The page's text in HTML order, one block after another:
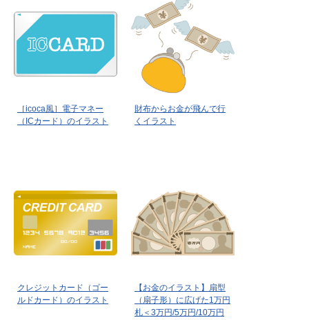
［icoca風］電子マネー
（ICカード）のイラスト
財布からお金が飛んで行
くイラスト
クレジットカード（ゴー
ルドカード）のイラスト
【お金のイラスト】扇型
（扇子形）に広げた1万円
札＜3万円/5万円/10万円